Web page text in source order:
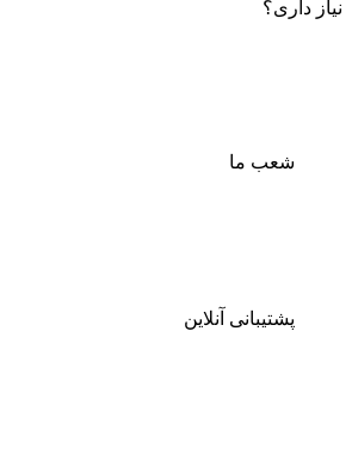
نیاز داری؟
شعب ما
پشتیبانی آنلاین